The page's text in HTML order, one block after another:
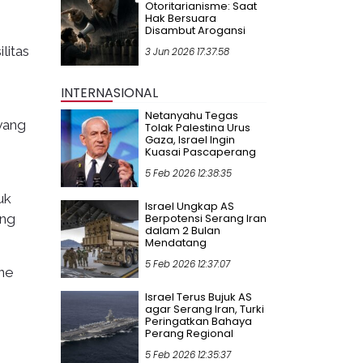
Otoritarianisme: Saat
Hak Bersuara
Disambut Arogansi
3 Jun 2026 17:37:58
INTERNASIONAL
Netanyahu Tegas
Tolak Palestina Urus
Gaza, Israel Ingin
Kuasai Pascaperang
5 Feb 2026 12:38:35
Israel Ungkap AS
Berpotensi Serang Iran
dalam 2 Bulan
Mendatang
5 Feb 2026 12:37:07
Israel Terus Bujuk AS
agar Serang Iran, Turki
Peringatkan Bahaya
Perang Regional
5 Feb 2026 12:35:37